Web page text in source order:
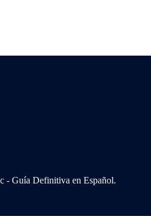
- Guía Definitiva en Español.